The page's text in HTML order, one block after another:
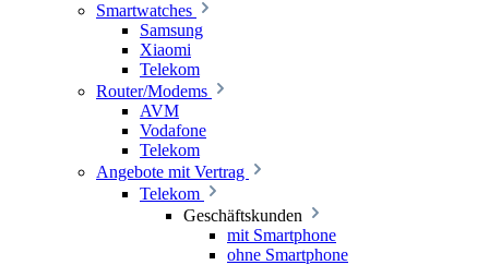
Smartwatches
Samsung
Xiaomi
Telekom
Router/Modems
AVM
Vodafone
Telekom
Angebote mit Vertrag
Telekom
Geschäftskunden
mit Smartphone
ohne Smartphone